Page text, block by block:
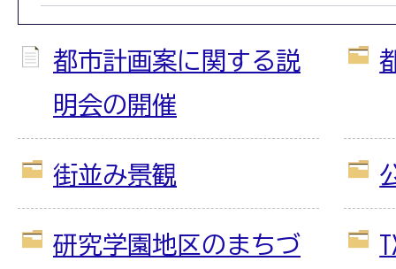
都市計画案に関する説
明会の開催
街並み景観
研究学園地区のまちづ